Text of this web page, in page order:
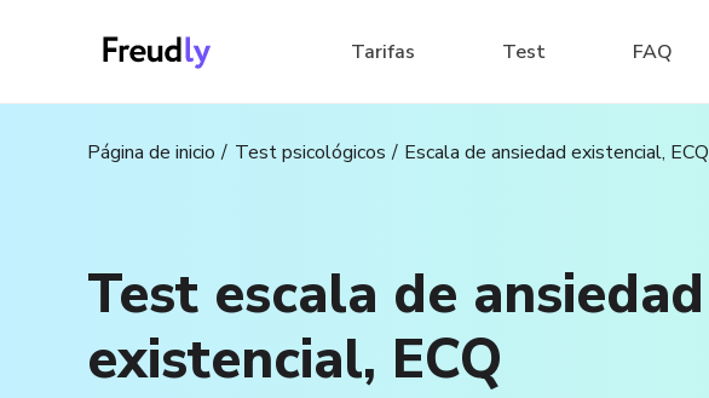
Tarifas Test FAQ
Página de inicio Test psicológicos Escala de ansiedad existencial, ECQ
Test escala de ansiedad
existencial, ECQ